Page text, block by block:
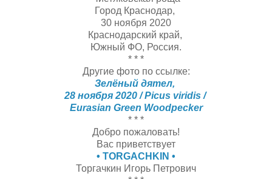
Город Краснодар,
30 ноября 2020
Краснодарский край,
Южный ФО, Россия.
* * *
Другие фото по ссылке:
Зелёный дятел,
28 ноября 2020 / Picus viridis /
Eurasian Green Woodpecker
* * *
Добро пожаловать!
Вас приветствует
• TORGACHKIN •
Торгачкин Игорь Петрович